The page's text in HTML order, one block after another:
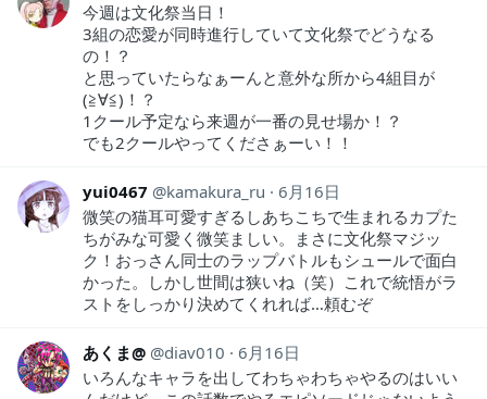
今週は文化祭当日！
3組の恋愛が同時進行していて文化祭でどうなる
の！？
と思っていたらなぁーんと意外な所から4組目が
(≧∀≦)！？
1クール予定なら来週が一番の見せ場か！？
でも2クールやってくださぁーい！！
yui0467 kamakura_ru
6月16日
微笑の猫耳可愛すぎるしあちこちで生まれるカプた
ちがみな可愛く微笑ましい。まさに文化祭マジッ
ク！おっさん同士のラップバトルもシュールで面白
かった。しかし世間は狭いね（笑）これで統悟がラ
ストをしっかり決めてくれれば…頼むぞ
あくま@ diav010
6月16日
いろんなキャラを出してわちゃわちゃやるのはいい